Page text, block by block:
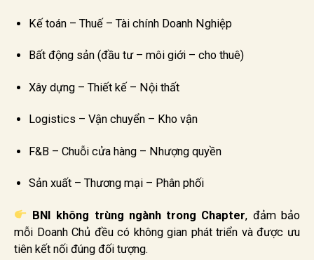
Kế toán – Thuế – Tài chính Doanh Nghiệp
Bất động sản (đầu tư – môi giới – cho thuê)
Xây dựng – Thiết kế – Nội thất
Logistics – Vận chuyển – Kho vận
F&B – Chuỗi cửa hàng – Nhượng quyền
Sản xuất – Thương mại – Phân phối
BNI không trùng ngành trong Chapter, đảm bảo
mỗi Doanh Chủ đều có không gian phát triển và được ưu
tiên kết nối đúng đối tượng.